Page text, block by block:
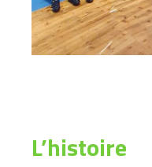
L’histoire